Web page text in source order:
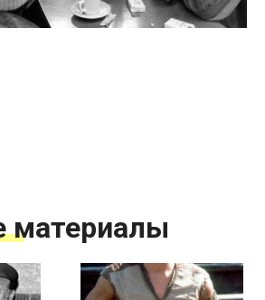
материалы